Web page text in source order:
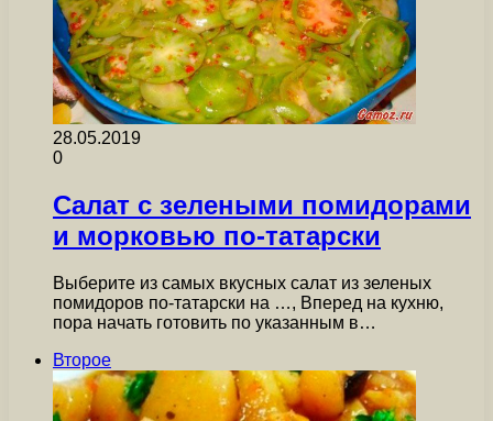
28.05.2019
0
Салат с зелеными помидорами
и морковью по-татарски
Выберите из самых вкусных салат из зеленых
помидоров по-татарски на …, Вперед на кухню,
пора начать готовить по указанным в…
Второе